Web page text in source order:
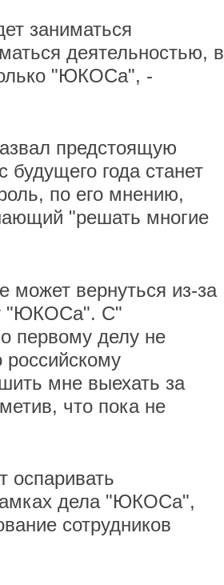
заниматься
деятельностью, в
"ЮКОСа", -
предстоящую
года станет
по его мнению,
"решать многие
может вернуться из-за
"ЮКОСа". С"
первому делу не
мне выехать за
что пока не
оспаривать
дела "ЮКОСа",
сотрудников